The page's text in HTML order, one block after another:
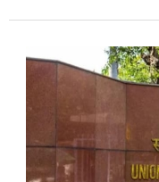
b
o
k
A
p
p
dI
n
पूजा
खेडकर
प्रकरण
अन्
UPSC